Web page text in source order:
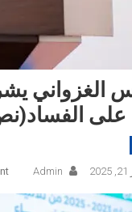
الغزواني
على
Admin